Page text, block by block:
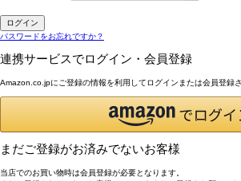
ログイン
パスワードをお忘れですか？
連携サービスでログイン・会員登録
Amazon.co.jpにご登録の情報を利用してログインまたは会員登録
まだご登録がお済みでないお客様
当店でのお買い物時は会員登録が必要となります。